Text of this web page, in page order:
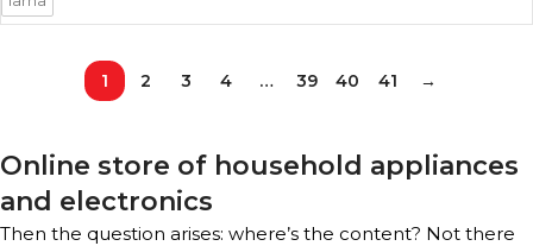
1 2 3 4 … 39 40 41 →
Online store of household appliances
and electronics
Then the question arises: where’s the content? Not there